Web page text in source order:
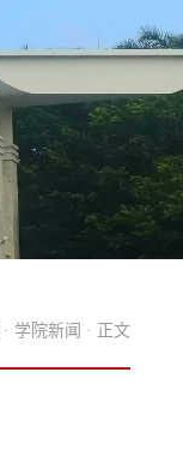
· 学院新闻 · 正文